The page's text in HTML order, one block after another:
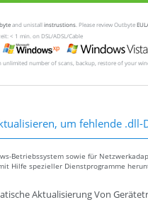
and unistallinstrustions . Please review Outbyte
< 1 min. on DSL/ADSL/Cable
number of scans, backup, restore of your
um fehlende .dll-
Betriebssystem sowie für
Hilfe spezieller Dienstprogramme
Aktualisierung Von